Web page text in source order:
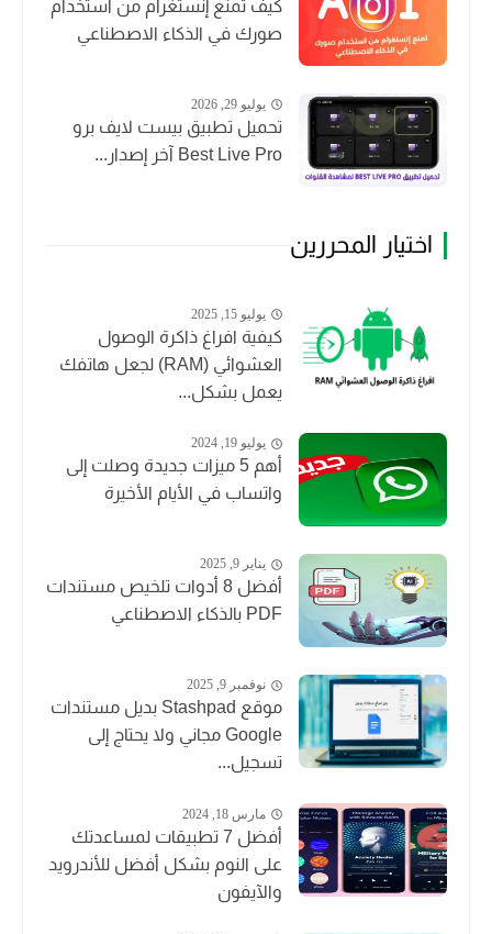
كيف تمنع إنستغرام من استخدام
صورك في الذكاء الاصطناعي
يوليو 29, 2026
تحميل تطبيق بيست لايف برو
Best Live Pro آخر إصدار...
اختيار المحررين
يوليو 15, 2025
كيفية افراغ ذاكرة الوصول
العشوائي (RAM) لجعل هاتفك
يعمل بشكل...
يوليو 19, 2024
أهم 5 ميزات جديدة وصلت إلى
واتساب في الأيام الأخيرة
يناير 9, 2025
أفضل 8 أدوات تلخيص مستندات
PDF بالذكاء الاصطناعي
نوفمبر 9, 2025
موقع Stashpad بديل مستندات
Google مجاني ولا يحتاج إلى
تسجيل...
مارس 18, 2024
أفضل 7 تطبيقات لمساعدتك
على النوم بشكل أفضل للأندرويد
والآيفون